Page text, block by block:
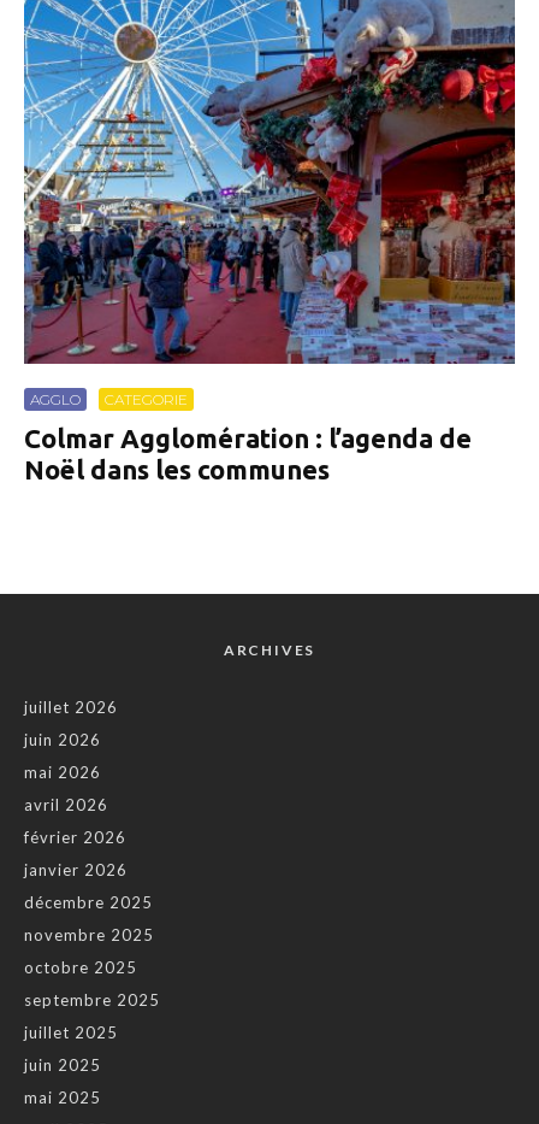
AGGLO CATEGORIE
Colmar Agglomération : l’agenda de
Noël dans les communes
ARCHIVES
juillet 2026
juin 2026
mai 2026
avril 2026
février 2026
janvier 2026
décembre 2025
novembre 2025
octobre 2025
septembre 2025
juillet 2025
juin 2025
mai 2025